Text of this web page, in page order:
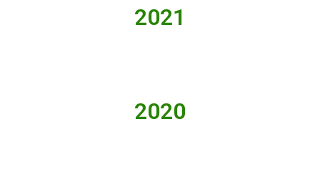
2021
2020